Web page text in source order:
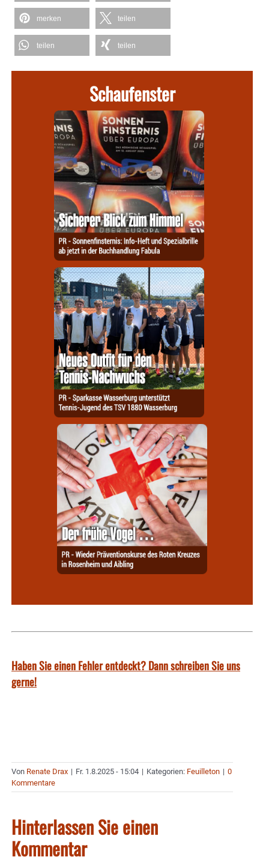
merken teilen
teilen teilen
Schaufenster
Haben Sie einen Fehler entdeckt? Dann schreiben Sie uns
gerne!
Von Renate Drax | Fr. 1.8.2025 - 15:04 | Kategorien: Feuilleton | 0
Kommentare
Hinterlassen Sie einen
Kommentar